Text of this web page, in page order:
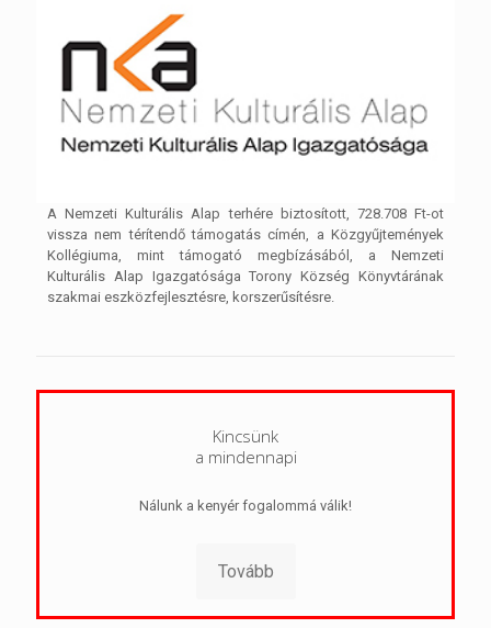
A Nemzeti Kulturális Alap terhére biztosított, 728.708 Ft-ot
vissza nem térítendő támogatás címén, a Közgyűjtemények
Kollégiuma, mint támogató megbízásából, a Nemzeti
Kulturális Alap Igazgatósága Torony Község Könyvtárának
szakmai eszközfejlesztésre, korszerűsítésre.
Kincsünk
a mindennapi
Nálunk a kenyér fogalommá válik!
Tovább